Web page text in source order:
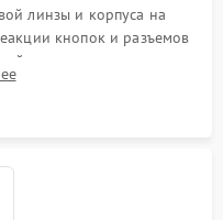
линзы и корпуса на
кнопок и разъемов
сигнатуры на экран,
системных